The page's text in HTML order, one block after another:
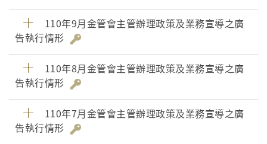
110年9月金管會主管辦理政策及業務宣導之廣
告執行情形
110年8月金管會主管辦理政策及業務宣導之廣
告執行情形
110年7月金管會主管辦理政策及業務宣導之廣
告執行情形